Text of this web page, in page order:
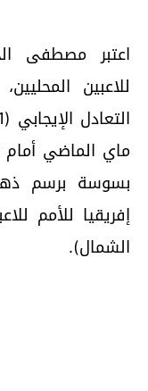
اعتبر مصطفى
للاعبين
ماي الماضي أمام
بسوسة برسم
إفريقيا للأمم
الشمال).